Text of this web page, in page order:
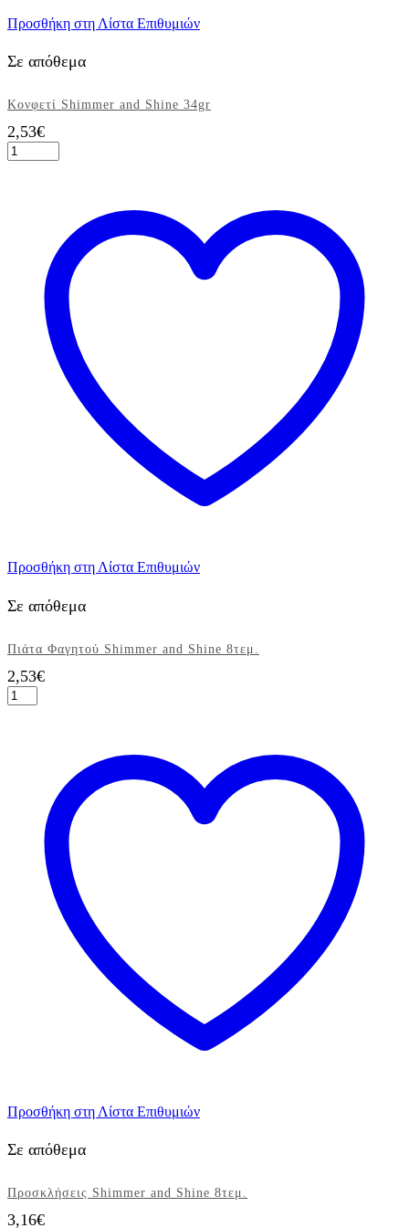
Προσθήκη στη Λίστα Επιθυμιών
Σε απόθεμα
Κονφετί Shimmer and Shine 34gr
2,53€
Κονφετί
Shimmer
Προσθήκη στη Λίστα Επιθυμιών
Σε απόθεμα
Πιάτα Φαγητού Shimmer and Shine 8τεμ.
2,53€
Πιάτα
Φαγητού
ποσότητα
Προσθήκη στη Λίστα Επιθυμιών
Σε απόθεμα
Προσκλήσεις Shimmer and Shine 8τεμ.
3,16€